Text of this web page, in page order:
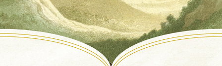
꼬집은 성인용 대작이다. 인간성의 기본적 모순인 이성적 억제와 동
물적 충동 사이의 대립을 토대로, 자유와 전제국가, 진정한 신앙과 환
상 사이에서 갈등을 겪고 있는 인간의 왜소한 모습을 풍자한 것이다.